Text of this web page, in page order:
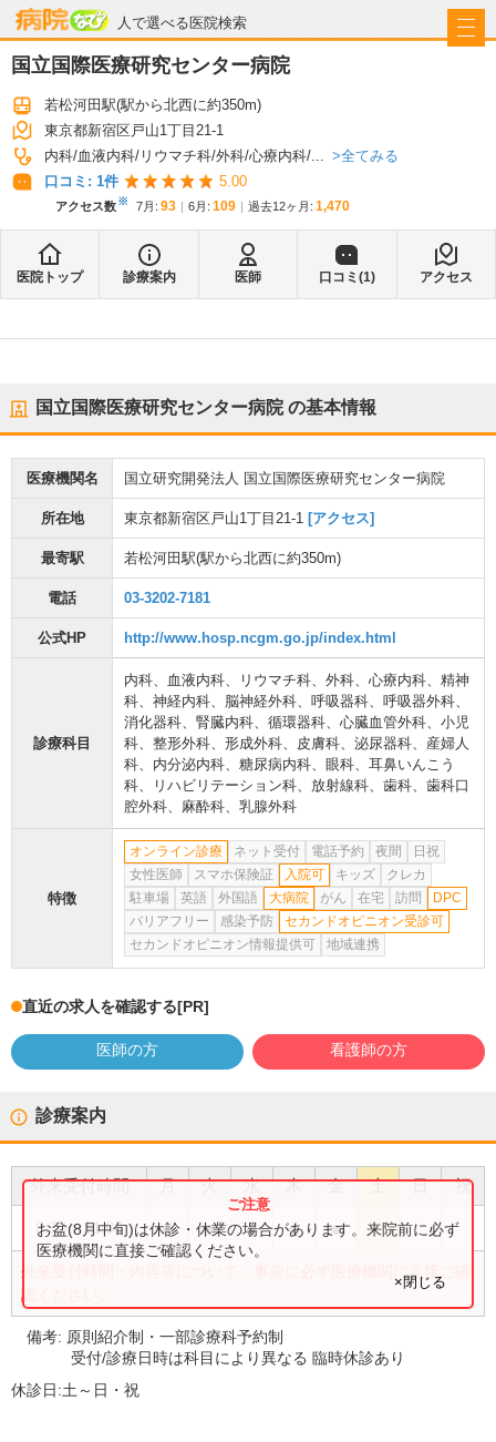
人で選べる医院検索
病院なび
国立国際医療研究センター病院
若松河田駅(駅から北西に約350m)
東京都新宿区戸山1丁目21-1
内科 血液内科 リウマチ科 外科 心療内科 ...
全てみる
口コミ: 1件 5.00
アクセス数※ 7月 : 93 6月 : 109 過去12ヶ月: 1,470
医院トップ 診療案内 医師 口コミ(1) アクセス
国立国際医療研究センター病院の基本情報
医療機関名 国立研究開発法人 国立国際医療研究センター病院
所在地 東京都新宿区戸山1丁目21-1 [アクセス]
最寄駅 若松河田駅(駅から北西に約350m)
電話 03-3202-7181
公式HP http://www.hosp.ncgm.go.jp/index.html
診療科目
内科、 血液内科、 リウマチ科、 外科、 心療内科、 精神
科、 神経内科、 脳神経外科、 呼吸器科、 呼吸器外科、
消化器科、 腎臓内科、 循環器科、 心臓血管外科、 小児
科、 整形外科、 形成外科、 皮膚科、 泌尿器科、 産婦人
科、 内分泌内科、 糖尿病内科、 眼科、 耳鼻いんこう
科、 リハビリテーション科、 放射線科、 歯科、 歯科口
腔外科、 麻酔科、 乳腺外科
特徴
オンライン診療 ネット受付 電話予約 夜間
日祝
女性医師
スマホ保険証 入院可 キッズ
クレカ
駐車場
英語 外国語 大病院 がん 在宅 訪問
DPC
バリアフリー
感染予防
セカンドオピニオン受診可
セカンドオピニオン情報提供可
地域連携
直近の求人を確認する[PR]
医師の方 看護師の方
診療案内
外来受付時間 月 火 水 木 金 土 日 祝
8:30〜 11:00 ● ● ● ● ●
外来受付時間・内容等について、事前に必ず医療機関に直接ご確
認ください。
お盆(8月中旬)は休診・休業の場合があります。来院前に必ず
医療機関に直接ご確認ください。
×閉じる
備考: 原則紹介制・一部診療科予約制
受付/診療日時は科目により異なる 臨時休診あり
休診日:土～日・祝